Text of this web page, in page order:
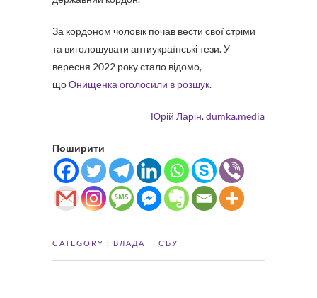
За кордоном чоловік почав вести свої стріми
та виголошувати антиукраїнські тези. У
вересня 2022 року стало відомо,
щоОнищенка оголосили в розшук.
Юрій Ларін.dumka.media
Поширити
CATEGORY : ВЛАДА СБУ